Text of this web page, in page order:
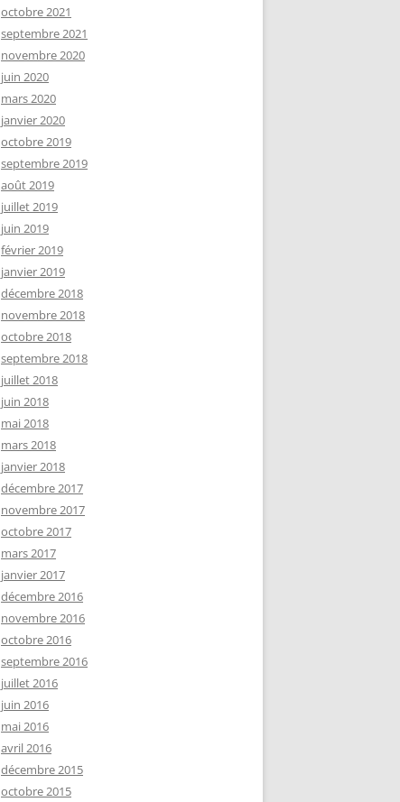
octobre 2021
septembre 2021
novembre 2020
juin 2020
mars 2020
janvier 2020
octobre 2019
septembre 2019
août 2019
juillet 2019
juin 2019
février 2019
janvier 2019
décembre 2018
novembre 2018
octobre 2018
septembre 2018
juillet 2018
juin 2018
mai 2018
mars 2018
janvier 2018
décembre 2017
novembre 2017
octobre 2017
mars 2017
janvier 2017
décembre 2016
novembre 2016
octobre 2016
septembre 2016
juillet 2016
juin 2016
mai 2016
avril 2016
décembre 2015
octobre 2015